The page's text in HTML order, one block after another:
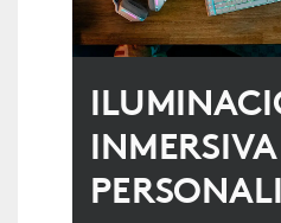
INMERSIVA